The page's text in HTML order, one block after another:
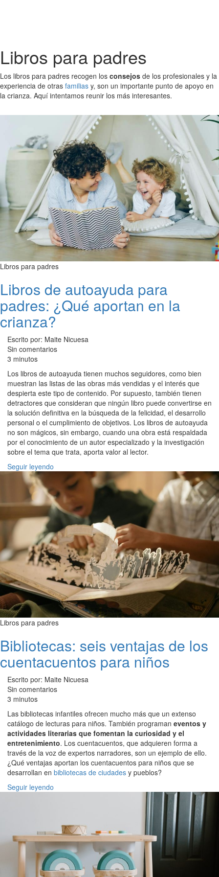
Libros para padres
Los libros para padres recogen los consejos de los profesionales y la
experiencia de otras familias y, son un importante punto de apoyo en
la crianza. Aquí intentamos reunir los más interesantes.
Libros para padres
Libros de autoayuda para
padres: ¿Qué aportan en la
crianza?
Escrito por: Maite Nicuesa
Sin comentarios
3 minutos
Los libros de autoayuda tienen muchos seguidores, como bien
muestran las listas de las obras más vendidas y el interés que
despierta este tipo de contenido. Por supuesto, también tienen
detractores que consideran que ningún libro puede convertirse en
la solución definitiva en la búsqueda de la felicidad, el desarrollo
personal o el cumplimiento de objetivos. Los libros de autoayuda
no son mágicos, sin embargo, cuando una obra está respaldada
por el conocimiento de un autor especializado y la investigación
sobre el tema que trata, aporta valor al lector.
Seguir leyendo
Libros para padres
Bibliotecas: seis ventajas de los
cuentacuentos para niños
Escrito por: Maite Nicuesa
Sin comentarios
3 minutos
Las bibliotecas infantiles ofrecen mucho más que un extenso
catálogo de lecturas para niños. También programan eventos y
actividades literarias que fomentan la curiosidad y el
entretenimiento. Los cuentacuentos, que adquieren forma a
través de la voz de expertos narradores, son un ejemplo de ello.
¿Qué ventajas aportan los cuentacuentos para niños que se
desarrollan en bibliotecas de ciudades y pueblos?
Seguir leyendo